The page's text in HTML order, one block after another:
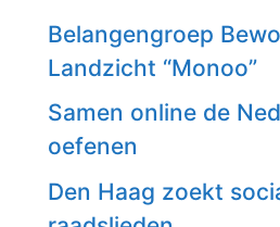
Belangengroep
Landzicht “Monoo”
Samen online de
oefenen
Den Haag zoekt